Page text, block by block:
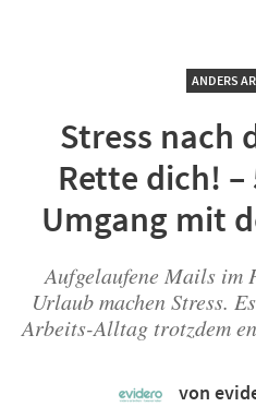
ANDERS
Stress nach
Rette dich! –
Umgang mit
Aufgelaufene Mails im
Urlaub machen Stress.
Arbeits-Alltag trotzdem
von